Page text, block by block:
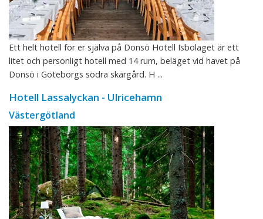
Ett helt hotell för er själva på Donsö Hotell Isbolaget är ett
litet och personligt hotell med 14 rum, beläget vid havet på
Donsö i Göteborgs södra skärgård. H ...
Hotell Lassalyckan - Ulricehamn
Västergötland